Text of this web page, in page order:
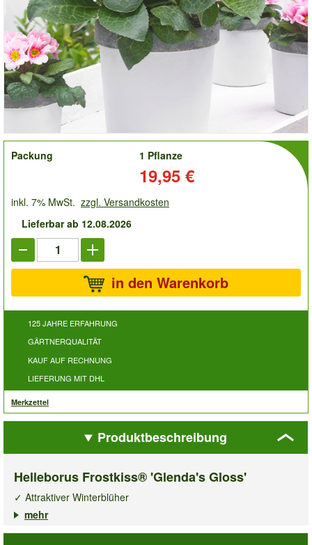
order
Packung
1 Pflanze
19,95 €
inkl. 7% MwSt. zzgl. Versandkosten
Lieferbar ab 12.08.2026
in den Warenkorb
125 JAHRE ERFAHRUNG
GÄRTNERQUALITÄT
KAUF AUF RECHNUNG
LIEFERUNG MIT DHL
Merkzettel
Produktbeschreibung
Helleborus Frostkiss® 'Glenda's Gloss'
✓ Attraktiver Winterblüher
✓ Dekorativ marmoriertes Laub
mehr